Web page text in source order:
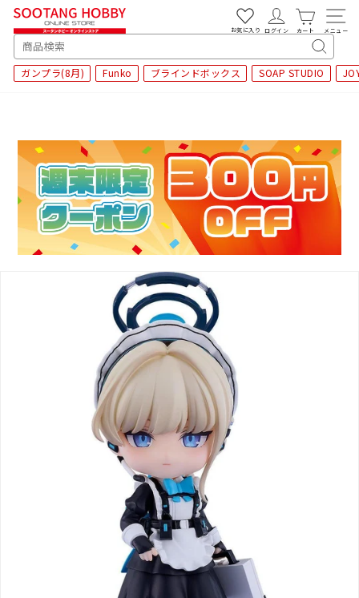
SEARCH
キ
ー
検
索
ガンプラ(8月) Funko ブラインドボックス SOAP STUDIO
お気に入り ログイン カート メニュー